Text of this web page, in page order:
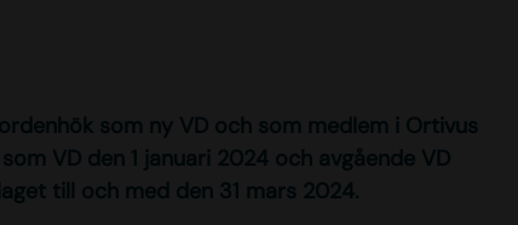
som ny VD och som medlem i Ortivus
VD den 1 januari 2024 och avgående VD
till och med den 31 mars 2024.